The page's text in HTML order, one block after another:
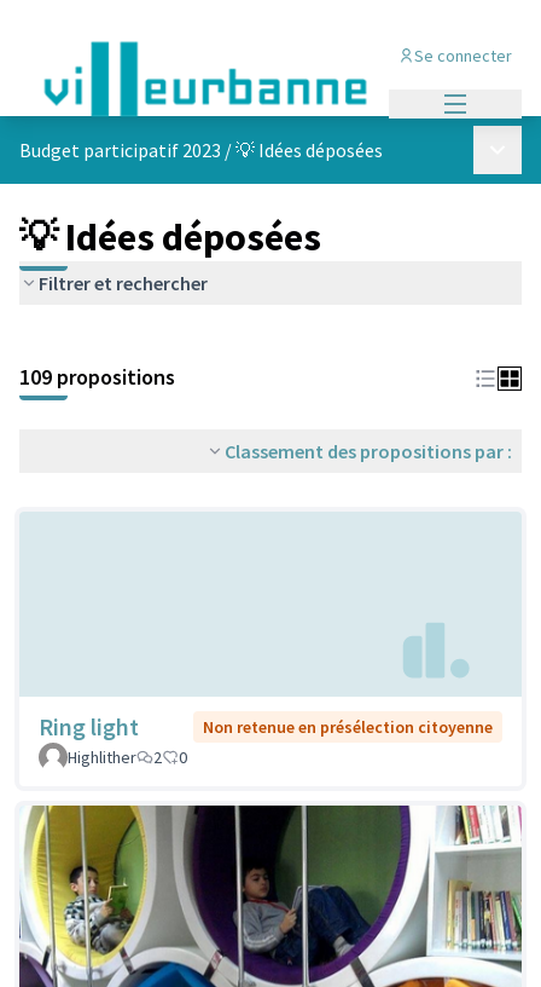
Se connecter
Budget participatif 2023 /💡 Idées déposées
💡 Idées déposées
Filtrer et rechercher
+
−
109 propositions
Classement des propositions par :
Ring light
Non retenue en présélection citoyenne
Highlither
2 0